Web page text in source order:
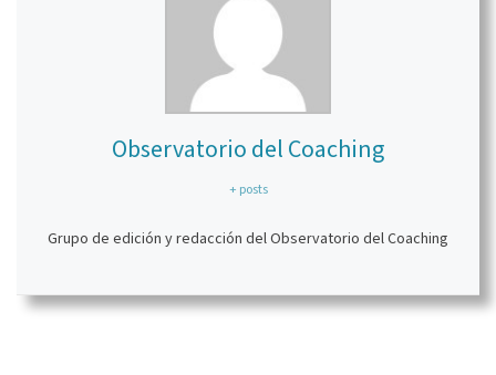
Observatorio del Coaching
+ posts
Grupo de edición y redacción del Observatorio del Coaching